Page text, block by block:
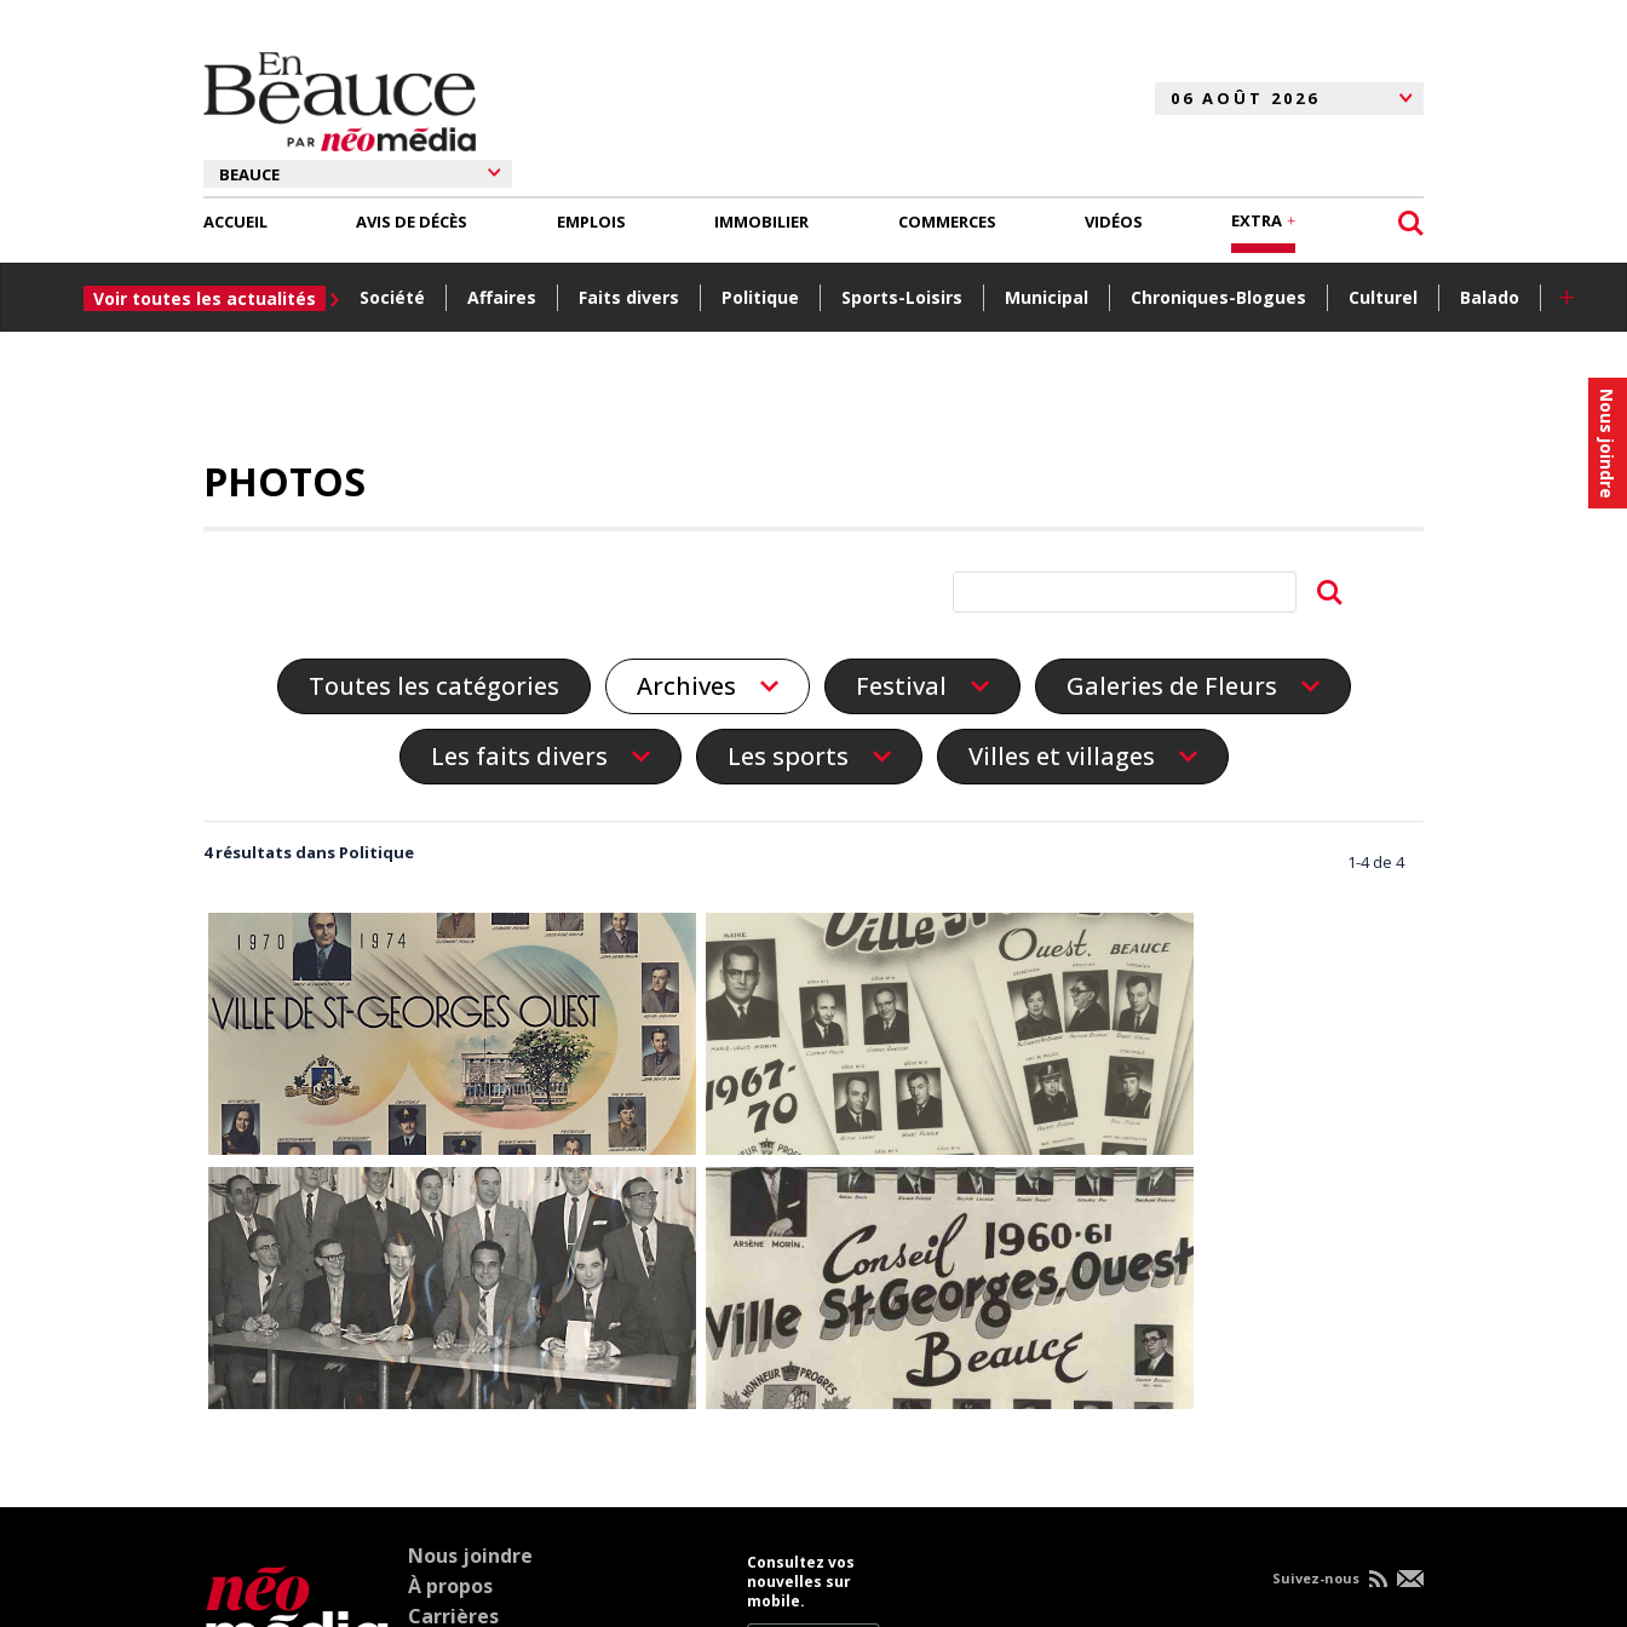
Nous joindre
ACCUEIL
Voir toutes les actualités Société Affaires Faits divers Politique Sports-Loisirs Municipal Chroniques-Blogues Culturel Balado +
AVIS DE DÉCÈS EMPLOIS IMMOBILIER COMMERCES VIDÉOS EXTRA
PHOTOS
Toutes les catégories Archives Festival Galeries de Fleurs
Les faits divers Les sports Villes et villages
4 résultats dans Politique 1-4 de 4
Nous joindre
À propos
Carrières
Consultez vos
nouvelles sur
mobile.
Suivez-nous